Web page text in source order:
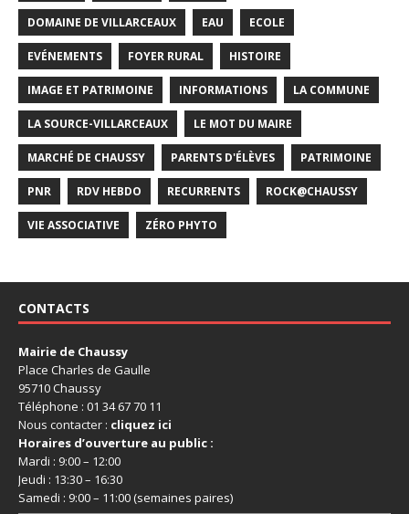
DOMAINE DE VILLARCEAUX EAU ECOLE
EVÉNEMENTS FOYER RURAL HISTOIRE
IMAGE ET PATRIMOINE INFORMATIONS LA COMMUNE
LA SOURCE-VILLARCEAUX LE MOT DU MAIRE
MARCHÉ DE CHAUSSY PARENTS D'ÉLÈVES PATRIMOINE
PNR RDV HEBDO RECURRENTS ROCK@CHAUSSY
VIE ASSOCIATIVE ZÉRO PHYTO
CONTACTS
Mairie de Chaussy
Place Charles de Gaulle
95710 Chaussy
Téléphone : 01 34 67 70 11
Nous contacter : cliquez ici
Horaires d’ouverture au public :
Mardi : 9:00 – 12:00
Jeudi : 13:30 – 16:30
Samedi : 9:00 – 11:00 (semaines paires)